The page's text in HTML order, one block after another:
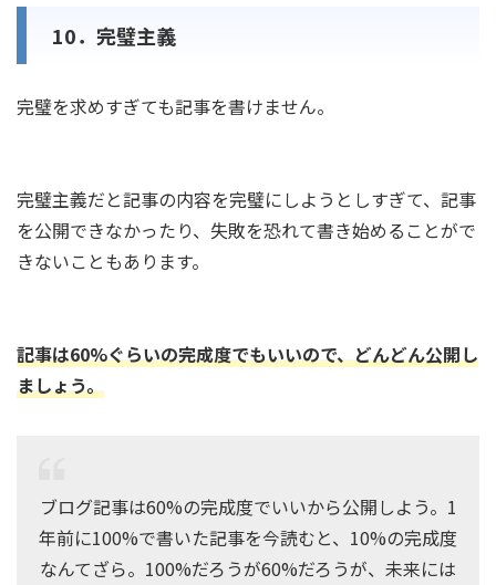
10．完璧主義
完璧を求めすぎても記事を書けません。
完璧主義だと記事の内容を完璧にしようとしすぎて、記事
を公開できなかったり、失敗を恐れて書き始めることがで
きないこともあります。
記事は60%ぐらいの完成度でもいいので、どんどん公開し
ましょう。
ブログ記事は60%の完成度でいいから公開しよう。1
年前に100%で書いた記事を今読むと、10%の完成度
なんてざら。100%だろうが60%だろうが、未来には